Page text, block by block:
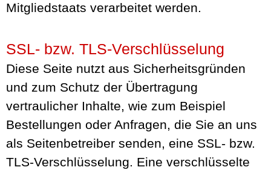
Mitgliedstaats verarbeitet werden.
SSL- bzw. TLS-Verschlüsselung
Diese Seite nutzt aus Sicherheitsgründen
und zum Schutz der Übertragung
vertraulicher Inhalte, wie zum Beispiel
Bestellungen oder Anfragen, die Sie an uns
als Seitenbetreiber senden, eine SSL- bzw.
TLS-Verschlüsselung. Eine verschlüsselte